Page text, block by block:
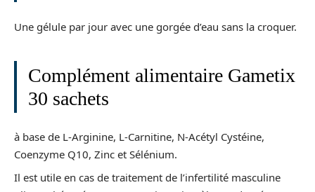
Une gélule par jour avec une gorgée d’eau sans la croquer.
Complément alimentaire Gametix
30 sachets
à base de L-Arginine, L-Carnitine, N-Acétyl Cystéine,
Coenzyme Q10, Zinc et Sélénium.
Il est utile en cas de traitement de l’infertilité masculine